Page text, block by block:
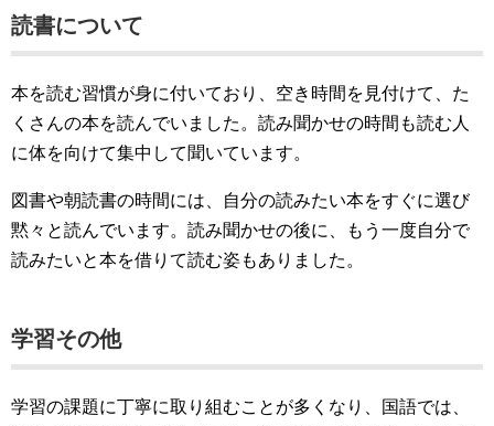
読書について
本を読む習慣が身に付いており、空き時間を見付けて、た
くさんの本を読んでいました。読み聞かせの時間も読む人
に体を向けて集中して聞いています。
図書や朝読書の時間には、自分の読みたい本をすぐに選び
黙々と読んでいます。読み聞かせの後に、もう一度自分で
読みたいと本を借りて読む姿もありました。
学習その他
学習の課題に丁寧に取り組むことが多くなり、国語では、